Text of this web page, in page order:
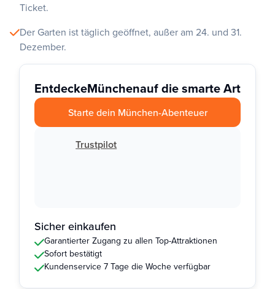
Ticket.
Der Garten ist täglich geöffnet, außer am 24. und 31.
Dezember.
EntdeckeMünchenauf die smarte Art
Starte dein München-Abenteuer
Trustpilot
Sicher einkaufen
Garantierter Zugang zu allen Top-Attraktionen
Sofort bestätigt
Kundenservice 7 Tage die Woche verfügbar